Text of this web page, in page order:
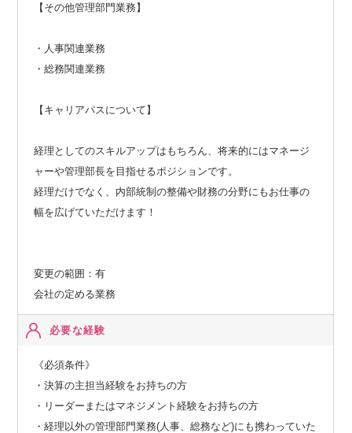
【その他管理部門業務】
・人事関連業務
・総務関連業務
【キャリアパスについて】
経理としてのスキルアップはもちろん、将来的にはマネージ
ャーや管理部長を目指せるポジションです。
経理だけでなく、内部統制の整備や財務の分野にもお仕事の
幅を広げていただけます！
変更の範囲：有
会社の定める業務
必要な経験
《必須条件》
・決算の主担当経験をお持ちの方
・リーダーまたはマネジメント経験をお持ちの方
・経理以外の管理部門業務(人事、総務など)にも携わっていた